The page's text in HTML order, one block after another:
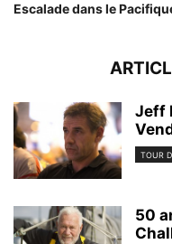
Escalade dans le
Jeff
TOUR
50